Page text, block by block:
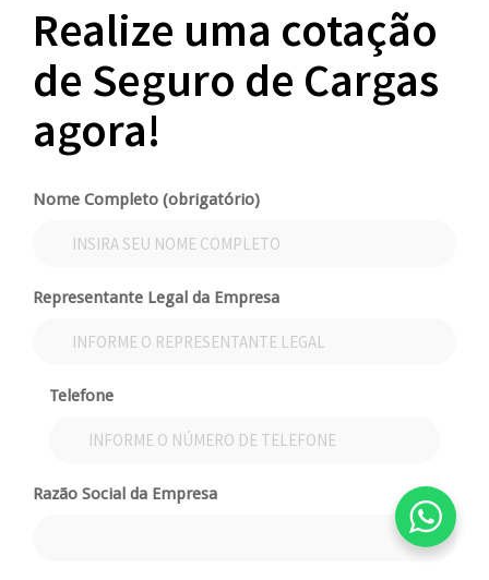
Realize uma cotação
de Seguro de Cargas
agora!
Nome Completo (obrigatório)
Representante Legal da Empresa
Telefone
Razão Social da Empresa